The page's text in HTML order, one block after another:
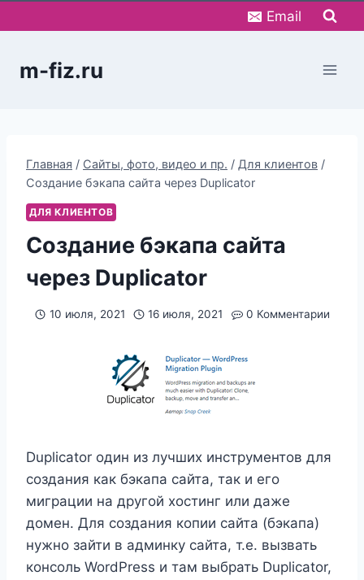
к
Email
m-fiz.ru
Главная / Сайты, фото, видео и пр. / Для клиентов /
Создание бэкапа сайта через Duplicator
ДЛЯ КЛИЕНТОВ
Создание бэкапа сайта
через Duplicator
10 июля, 2021 16 июля, 2021 0 Комментарии
Duplicator один из лучших инструментов для
создания как бэкапа сайта, так и его
миграции на другой хостинг или даже
домен. Для создания копии сайта (бэкапа)
нужно зайти в админку сайта, т.е. вызвать
консоль WordPress и там выбрать Dupliсator,